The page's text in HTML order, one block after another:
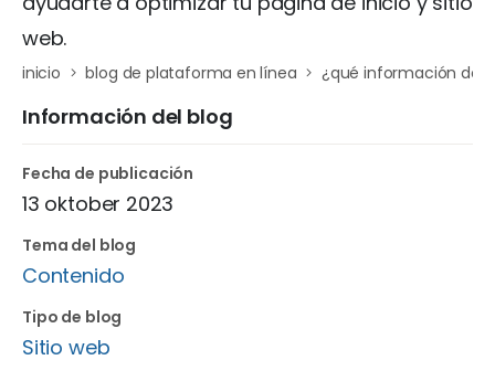
web.
inicio blog de plataforma en línea ¿qué información
Información del blog
Fecha de publicación
13 oktober 2023
Tema del blog
Contenido
Tipo de blog
Sitio web